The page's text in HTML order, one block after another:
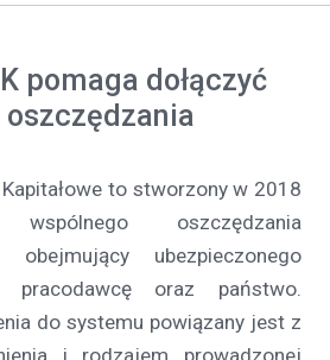
pomaga dołączyć
to stworzony w 2018
oszczędzania
obejmujący ubezpieczonego
pracodawcę oraz państwo.
do systemu powiązany jest z
i rodzajem prowadzonej